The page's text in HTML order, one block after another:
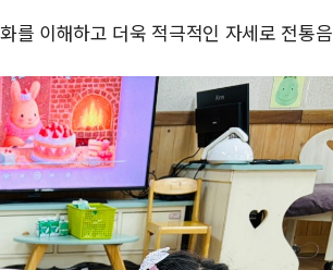
를 이해하고 더욱 적극적인 자세로 전통음